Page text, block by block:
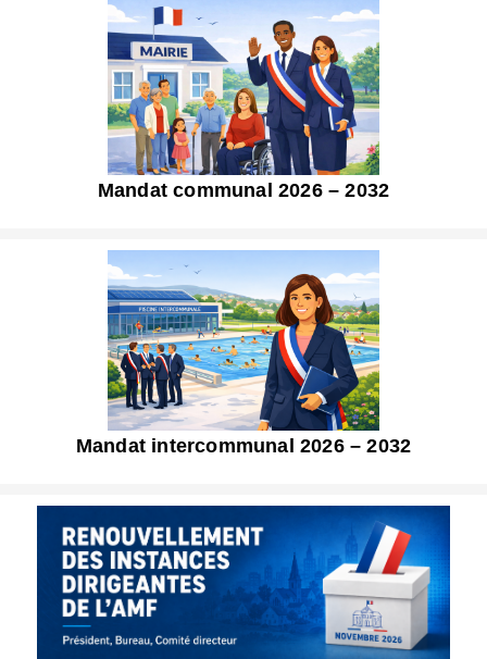
Mandat communal 2026 – 2032
Mandat intercommunal 2026 – 2032